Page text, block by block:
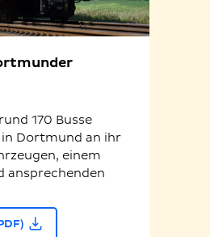
170 Busse
Dortmund an ihr
einem
ansprechenden